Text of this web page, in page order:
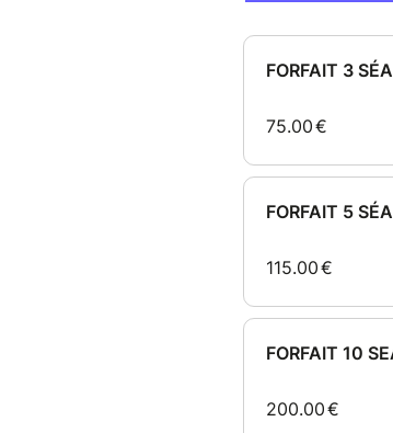
JEUDI 21 MAI
JEUDI 18 JUIN
JEUDI 23
LES DATES DE
TOUS LE
Vous recevrez
inscrire